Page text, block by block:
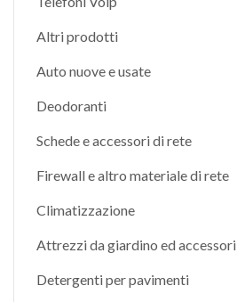
Altri prodotti
Auto nuove e usate
Deodoranti
Schede e accessori di rete
Firewall e altro materiale di rete
Climatizzazione
Attrezzi da giardino ed accessori
Detergenti per pavimenti